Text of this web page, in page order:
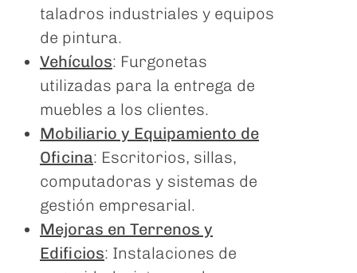
taladros industriales y equipos
de pintura.
Vehículos: Furgonetas
utilizadas para la entrega de
muebles a los clientes.
Mobiliario y Equipamiento de
Oficina: Escritorios, sillas,
computadoras y sistemas de
gestión empresarial.
Mejoras en Terrenos y
Edificios: Instalaciones de